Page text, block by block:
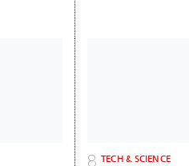
ΤECH & SCIENCE